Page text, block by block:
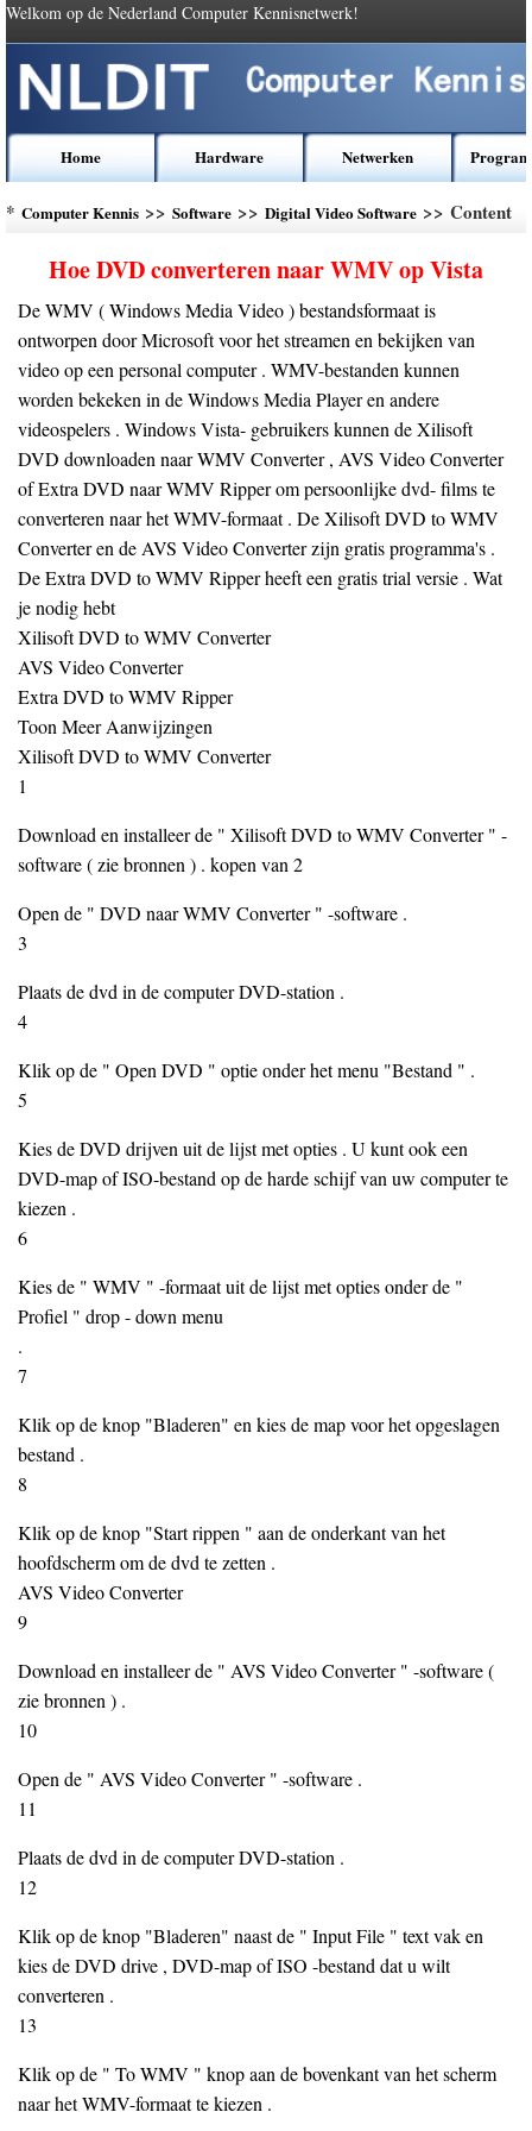
Welkom op de Nederland Computer Kennisnetwerk!
Home Hardware Netwerken
* Computer Kennis >> Software >> Digital Video Software >> Content
Hoe DVD converteren naar WMV op Vista
De WMV ( Windows Media Video ) bestandsformaat is
ontworpen door Microsoft voor het streamen en bekijken van
video op een personal computer . WMV-bestanden kunnen
worden bekeken in de Windows Media Player en andere
videospelers . Windows Vista- gebruikers kunnen de Xilisoft
DVD downloaden naar WMV Converter , AVS Video Converter
of Extra DVD naar WMV Ripper om persoonlijke dvd- films te
converteren naar het WMV-formaat . De Xilisoft DVD to WMV
Converter en de AVS Video Converter zijn gratis programma's .
De Extra DVD to WMV Ripper heeft een gratis trial versie . Wat
je nodig hebt
Xilisoft DVD to WMV Converter
AVS Video Converter
Extra DVD to WMV Ripper
Toon Meer Aanwijzingen
Xilisoft DVD to WMV Converter
1
Download en installeer de " Xilisoft DVD to WMV Converter " -
software ( zie bronnen ) . kopen van 2
Open de " DVD naar WMV Converter " -software .
3
Plaats de dvd in de computer DVD-station .
4
Klik op de " Open DVD " optie onder het menu "Bestand " .
5
Kies de DVD drijven uit de lijst met opties . U kunt ook een
DVD-map of ISO-bestand op de harde schijf van uw computer te
kiezen .
6
Kies de " WMV " -formaat uit de lijst met opties onder de "
Profiel " drop - down menu
.
7
Klik op de knop "Bladeren" en kies de map voor het opgeslagen
bestand .
8
Klik op de knop "Start rippen " aan de onderkant van het
hoofdscherm om de dvd te zetten .
AVS Video Converter
9
Download en installeer de " AVS Video Converter " -software (
zie bronnen ) .
10
Open de " AVS Video Converter " -software .
11
Plaats de dvd in de computer DVD-station .
12
Klik op de knop "Bladeren" naast de " Input File " text vak en
kies de DVD drive , DVD-map of ISO -bestand dat u wilt
converteren .
13
Klik op de " To WMV " knop aan de bovenkant van het scherm
naar het WMV-formaat te kiezen .